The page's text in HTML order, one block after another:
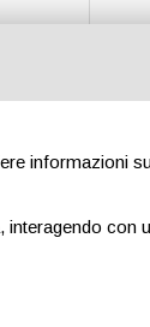
informazioni
con